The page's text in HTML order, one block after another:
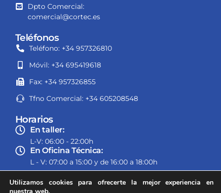
Dpto Comercial:
comercial@cortec.es
Teléfonos
Teléfono: +34 957326810
Móvil: +34 695419618
Fax: +34 957326855
Tfno Comercial: +34 605208548
Horarios
En taller:
L-V: 06:00 - 22:00h
En Oficina Técnica:
L - V: 07:00 a 15:00 y de 16:00 a 18:00h
Utilizamos cookies para ofrecerte la mejor experiencia en